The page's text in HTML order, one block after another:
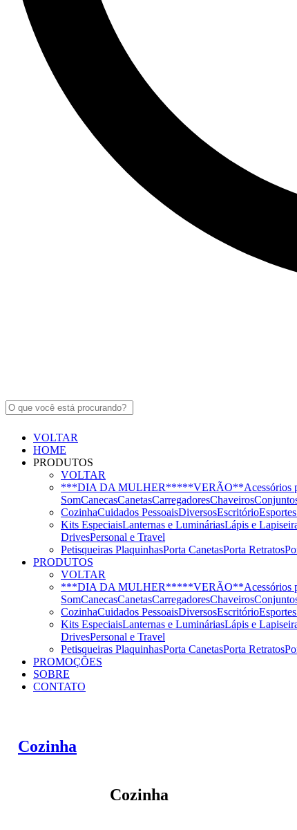
VOLTAR
HOME
PRODUTOS
VOLTAR
***DIA DA MULHER*****VERÃO**Acessórios
SomCanecasCanetasCarregadoresChaveiros
CozinhaCuidados PessoaisDiversosEscritório
Kits EspeciaisLanternas e LumináriasLápis e
DrivesPersonal e Travel
Petisqueiras PlaquinhasPorta CanetasPorta Retratos
PRODUTOS
VOLTAR
***DIA DA MULHER*****VERÃO**Acessórios
SomCanecasCanetasCarregadoresChaveiros
CozinhaCuidados PessoaisDiversosEscritório
Kits EspeciaisLanternas e LumináriasLápis e
DrivesPersonal e Travel
Petisqueiras PlaquinhasPorta CanetasPorta Retratos
PROMOÇÕES
SOBRE
CONTATO
Cozinha
Cozinha